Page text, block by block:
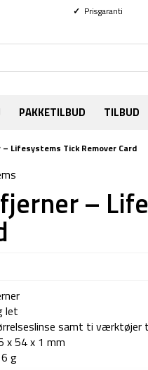
✓ Prisgaranti
PAKKETILBUD TILBUD
Lifesystems Tick Remover Card
–
let
samt ti værktøjer
x 54 x 1 mm
g